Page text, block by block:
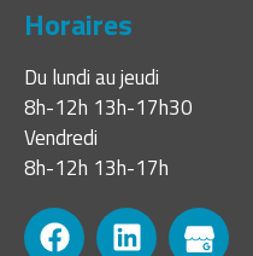
Horaires
Du lundi au jeudi
8h-12h 13h-17h30
Vendredi
8h-12h 13h-17h